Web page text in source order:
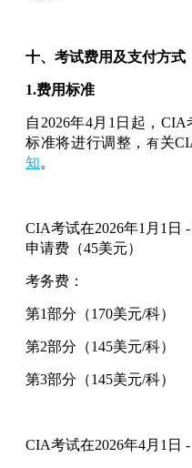
十、考试费用及支付方式
1.费用标准
自2026年4月1日起，
标准将进行调整 ，有关
知。
CIA考试在2026年1月1日
申请费（45美元）
考务费：
第1部分（170美元/科）
第2部分（145美元/科）
第3部分（145美元/科）
CIA考试在2026年4月1日